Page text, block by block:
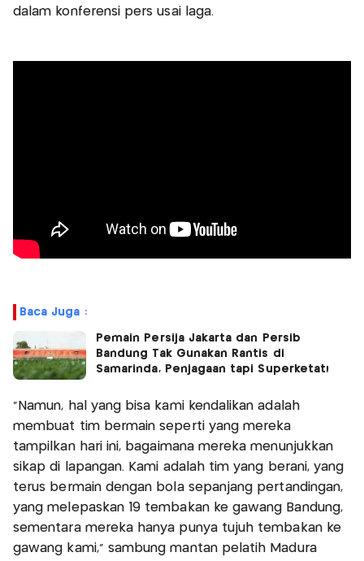
dalam konferensi pers usai laga.
Baca Juga :
Pemain Persija Jakarta dan Persib
Bandung Tak Gunakan Rantis di
Samarinda, Penjagaan tapi Superketat!
“Namun, hal yang bisa kami kendalikan adalah
membuat tim bermain seperti yang mereka
tampilkan hari ini, bagaimana mereka menunjukkan
sikap di lapangan. Kami adalah tim yang berani, yang
terus bermain dengan bola sepanjang pertandingan,
yang melepaskan 19 tembakan ke gawang Bandung,
sementara mereka hanya punya tujuh tembakan ke
gawang kami,” sambung mantan pelatih Madura